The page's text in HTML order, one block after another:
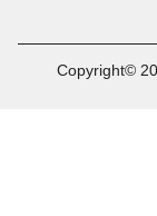
Copyright©